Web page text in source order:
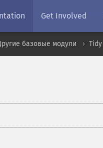
Get Involved
базовые модули Tidy